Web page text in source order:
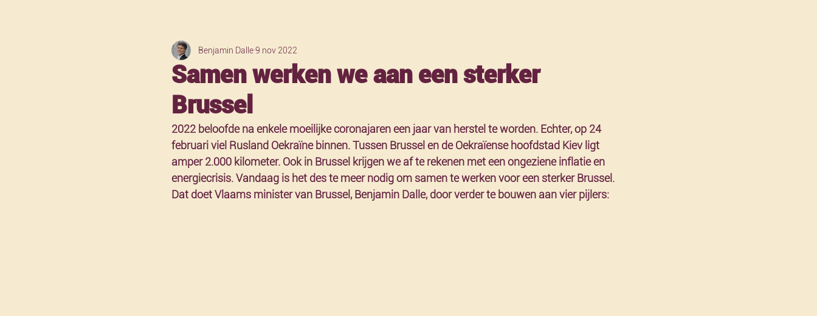
Samen werken we aan een sterker
Brussel
Benjamin Dalle9 nov 2022
2022 beloofde na enkele moeilijke coronajaren een jaar van herstel te worden. Echter, op 24
februari viel Rusland Oekraïne binnen. Tussen Brussel en de Oekraïense hoofdstad Kiev ligt
amper 2.000 kilometer. Ook in Brussel krijgen we af te rekenen met een ongeziene inflatie en
energiecrisis. Vandaag is het des te meer nodig om samen te werken voor een sterker Brussel.
Dat doet Vlaams minister van Brussel, Benjamin Dalle, door verder te bouwen aan vier pijlers: